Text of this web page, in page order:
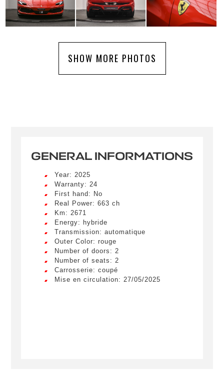
SHOW MORE PHOTOS
GENERAL INFORMATIONS
Year: 2025
Warranty: 24
First hand: No
Real Power: 663 ch
Km: 2671
Energy: hybride
Transmission: automatique
Outer Color: rouge
Number of doors: 2
Number of seats: 2
Carrosserie: coupé
Mise en circulation: 27/05/2025